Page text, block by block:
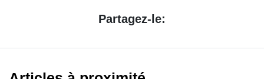
Partagez-le: